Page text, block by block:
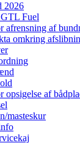
2026
Fuel
afrensning af
omkring
opsigelse af
masteskur